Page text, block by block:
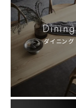
Dining
ダイニング